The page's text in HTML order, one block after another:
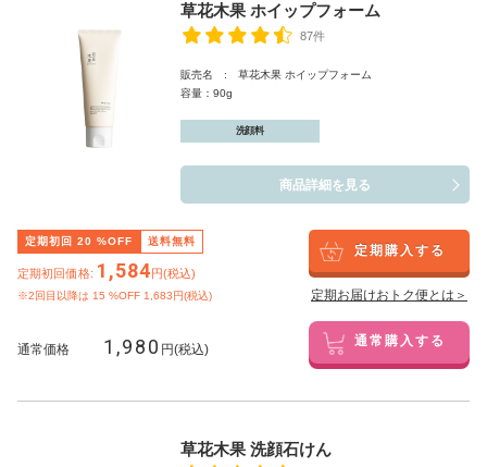
草花木果 ホイップフォーム
87件
販売名 : 草花木果 ホイップフォーム
容量：90g
洗顔料
商品詳細を見る
定期初回 20 %OFF 送料無料
定期初回価格: 1,584円(税込)
※2回目以降は 15 %OFF 1,683円(税込)
定期購入する
定期お届けおトク便とは＞
通常価格 1,980 円(税込) 通常購入する
草花木果 洗顔石けん